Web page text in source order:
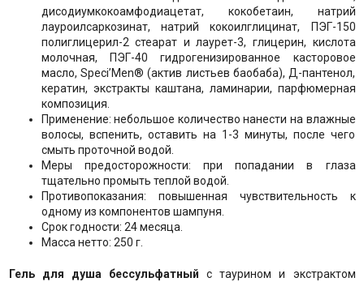
дисодиумкокоамфодиацетат, кокобетаин, натрий
лауроилсаркозинат, натрий кокоилглицинат, ПЭГ-150
полиглицерил-2 стеарат и лаурет-3, глицерин, кислота
молочная, ПЭГ-40 гидрогенизированное касторовое
масло, Speci’Men® (актив листьев баобаба), Д-пантенол,
кератин, экстракты каштана, ламинарии, парфюмерная
композиция.
Применение: небольшое количество нанести на влажные
волосы, вспенить, оставить на 1-3 минуты, после чего
смыть проточной водой.
Меры предосторожности: при попадании в глаза
тщательно промыть теплой водой.
Противопоказания: повышенная чувствительность к
одному из компонентов шампуня.
Срок годности: 24 месяца.
Масса нетто: 250 г.
Гель для душа бессульфатный с таурином и экстрактом